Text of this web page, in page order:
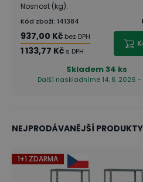
Nosnost (kg):
Kód zboží: 141384
937,00 Kč bez DPH
1 133,77 Kč s DPH
Skladem34 ks
Další naskladníme 14. 8. 2026 -
NEJPRODÁVANĚJŠÍ PRODUKTY
1+1 ZDARMA